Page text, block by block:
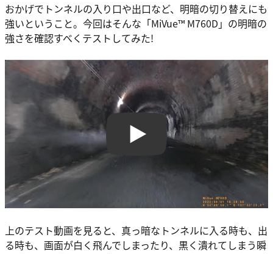
おかげでトンネルの入り口や出口など、明暗の切り替えにも
強いということ。今回はそんな「MiVue™ M760D」の明暗の
強さを確認すべくテストしてみた!
Play
上のテスト動画を見ると、真っ暗なトンネルに入る時も、出
る時も、画面が白く飛んでしまったり、黒く潰れてしまう瞬